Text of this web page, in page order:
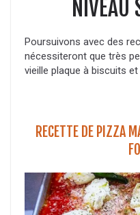
NIVEAU
Poursuivons avec des
nécessiteront que très
vieille plaque à biscuits
RECETTE DE PIZZA